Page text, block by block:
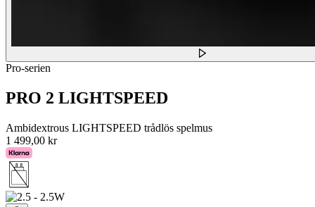
Pro-serien
PRO 2 LIGHTSPEED
Ambidextrous LIGHTSPEED trådlös spelmus
1 499,00 kr